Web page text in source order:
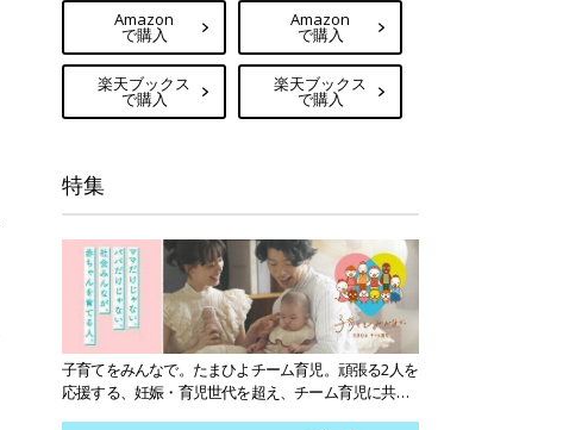
Amazon
で購入
楽天ブックス
で購入
Amazon
で購入
楽天ブックス
で購入
特集
子育てをみんなで。たまひよチーム育児。頑張る2人を
応援する、妊娠・育児世代を超え、チーム育児に共感